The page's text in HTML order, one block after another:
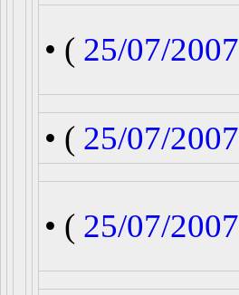
• ( 25/07/2007
• ( 25/07/2007
• ( 25/07/2007